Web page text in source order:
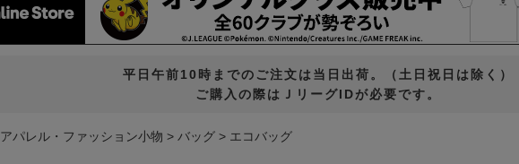
平日午前10時までのご注文は当日出荷。（土日祝日は除く）
ご購入の際はＪリーグIDが必要です。
アパレル・ファッション小物 バッグ エコバッグ